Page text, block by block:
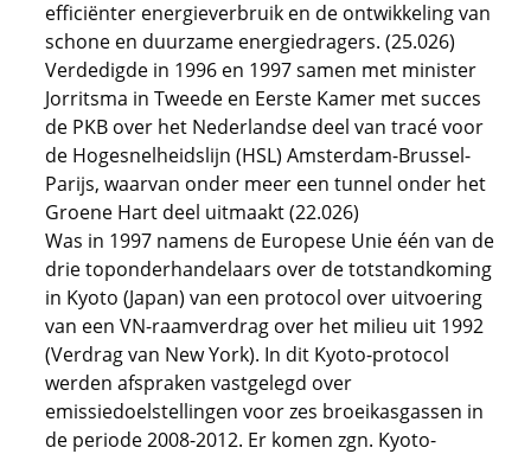
efficiënter energieverbruik en de ontwikkeling van
schone en duurzame energiedragers. (25.026)
Verdedigde in 1996 en 1997 samen met minister
Jorritsma in Tweede en Eerste Kamer met succes
de PKB over het Nederlandse deel van tracé voor
de Hogesnelheidslijn (HSL) Amsterdam-Brussel-
Parijs, waarvan onder meer een tunnel onder het
Groene Hart deel uitmaakt (22.026)
Was in 1997 namens de Europese Unie één van de
drie toponderhandelaars over de totstandkoming
in Kyoto (Japan) van een protocol over uitvoering
van een VN-raamverdrag over het milieu uit 1992
(Verdrag van New York). In dit Kyoto-protocol
werden afspraken vastgelegd over
emissiedoelstellingen voor zes broeikasgassen in
de periode 2008-2012. Er komen zgn. Kyoto-